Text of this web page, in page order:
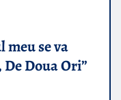
meu se va
Doua Ori”